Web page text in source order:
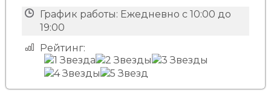
График работы: Ежедневно с 10:00 до
19:00
Рейтинг: